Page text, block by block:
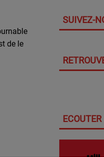
de le
SUIVEZ-